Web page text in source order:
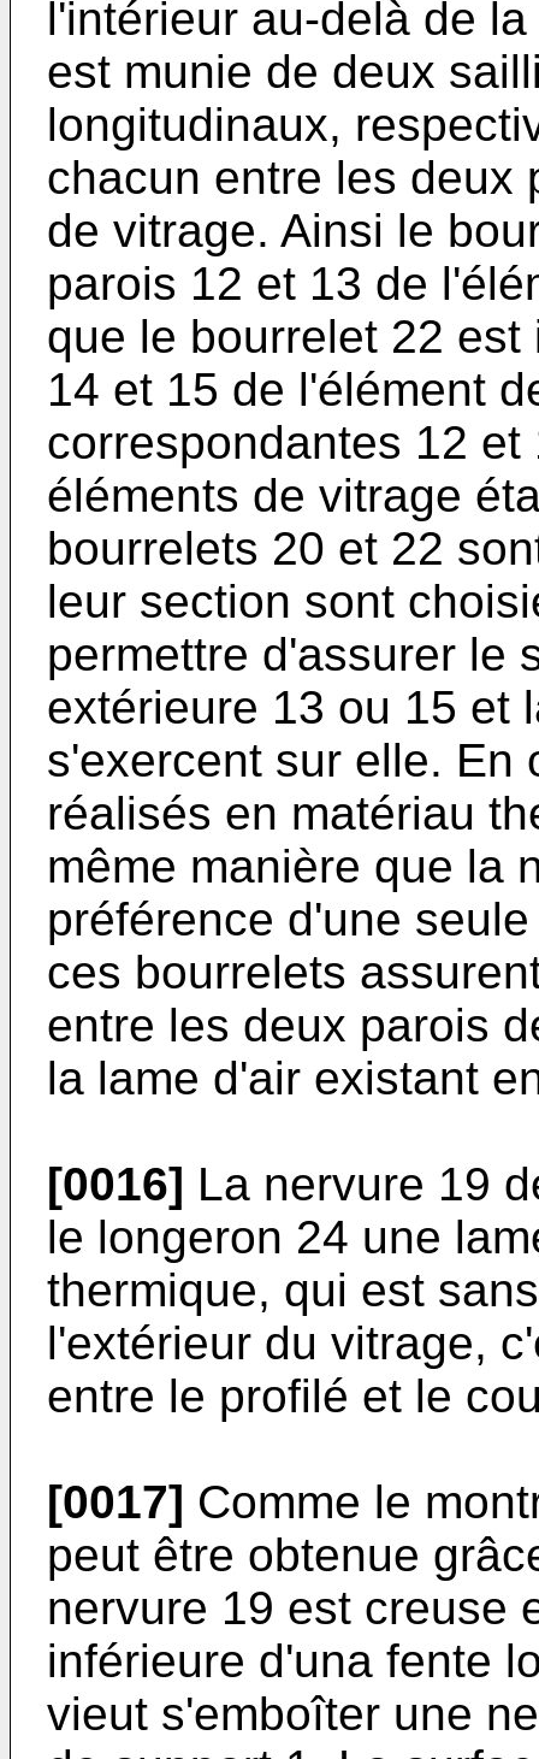
l'intérieur au-delà de
est munie de deux
longitudinaux,
chacun entre les deux
de vitrage. Ainsi le
parois 12 et 13 de
que le bourrelet 22
14 et 15 de l'élément
correspondantes 12
éléments de vitrage
bourrelets 20 et 22
leur section sont
permettre d'assurer le
extérieure 13 ou 15 et
s'exercent sur elle. En
réalisés en matériau
même manière que la
préférence d'une
ces bourrelets
entre les deux parois
la lame d'air existant
[0016] La nervure 19
le longeron 24 une
thermique, qui est
l'extérieur du vitrage,
entre le profilé et le
[0017] Comme le
peut être obtenue
nervure 19 est creuse
inférieure d'una fente
vieut s'emboîter une